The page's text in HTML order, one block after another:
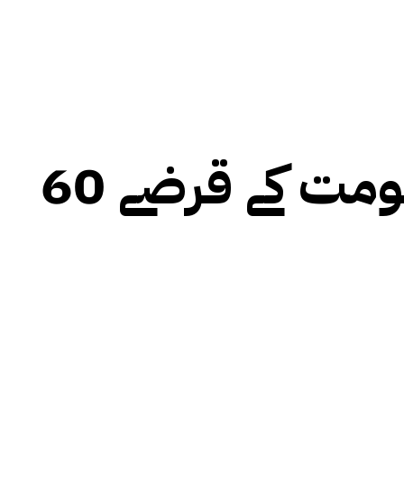
برطانیہ معاشی بحران میں گِھر گیا ، حکومت کے قرضے 60